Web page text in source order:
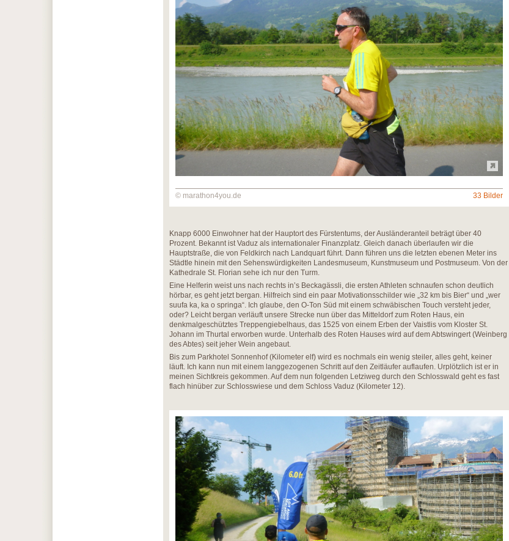
© marathon4you.de 33 Bilder
Knapp 6000 Einwohner hat der Hauptort des Fürstentums, der Ausländeranteil beträgt über 40
Prozent. Bekannt ist Vaduz als internationaler Finanzplatz. Gleich danach überlaufen wir die
Hauptstraße, die von Feldkirch nach Landquart führt. Dann führen uns die letzten ebenen Meter ins
Städtle hinein mit den Sehenswürdigkeiten Landesmuseum, Kunstmuseum und Postmuseum. Von der
Kathedrale St. Florian sehe ich nur den Turm.
Eine Helferin weist uns nach rechts in’s Beckagässli, die ersten Athleten schnaufen schon deutlich
hörbar, es geht jetzt bergan. Hilfreich sind ein paar Motivationsschilder wie „32 km bis Bier“ und „wer
suufa ka, ka o springa“. Ich glaube, den O-Ton Süd mit einem schwäbischen Touch versteht jeder,
oder? Leicht bergan verläuft unsere Strecke nun über das Mitteldorf zum Roten Haus, ein
denkmalgeschütztes Treppengiebelhaus, das 1525 von einem Erben der Vaistlis vom Kloster St.
Johann im Thurtal erworben wurde. Unterhalb des Roten Hauses wird auf dem Abtswingert (Weinberg
des Abtes) seit jeher Wein angebaut.
Bis zum Parkhotel Sonnenhof (Kilometer elf) wird es nochmals ein wenig steiler, alles geht, keiner
läuft. Ich kann nun mit einem langgezogenen Schritt auf den Zeitläufer auflaufen. Urplötzlich ist er in
meinen Sichtkreis gekommen. Auf dem nun folgenden Letziweg durch den Schlosswald geht es fast
flach hinüber zur Schlosswiese und dem Schloss Vaduz (Kilometer 12).